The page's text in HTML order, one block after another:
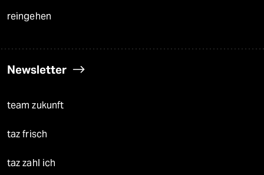
reingehen
Newsletter
team zukunft
taz frisch
taz zahl ich